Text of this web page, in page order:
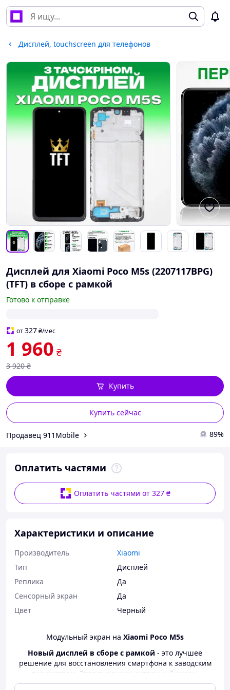
Дисплей, touchscreen для телефонов
Дисплей для Xiaomi Poco M5s (2207117BPG)
(TFT) в сборе с рамкой
Готово к отправке
от327₴/мес
1 960 ₴
3 920 ₴
Купить сейчас
Купить
Продавец 911Mobile 89%
Оплатить частями
Оплатить частями от 327 ₴
Характеристики и описание
Производитель
Xiaomi
Тип
Дисплей
Реплика
Да
Сенсорный экран
Да
Цвет
Черный
Модульный экран на Xiaomi Poco M5s
Новый дисплей в сборе с рамкой - это лучшее
решение для восстановления смартфона к заводским
параметрам. Этот высококачественный экран,
оптимальный вариант на замену штатного, если тот